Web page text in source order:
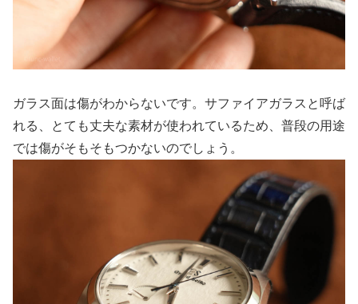
ガラス面は傷がわからないです。サファイアガラスと呼ば
れる、とても丈夫な素材が使われているため、普段の用途
では傷がそもそもつかないのでしょう。